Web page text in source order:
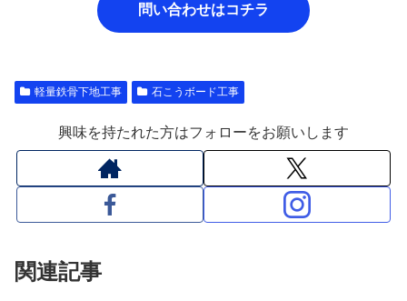
問い合わせはコチラ
軽量鉄骨下地工事 石こうボード工事
興味を持たれた方はフォローをお願いします
関連記事